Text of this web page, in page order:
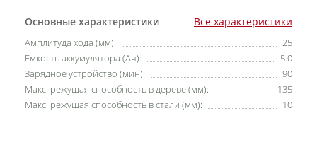
Основные характеристики Все характеристики
Амплитуда хода (мм):
25
Емкость аккумулятора (Ач):
5.0
Зарядное устройство (мин):
90
Макс. режущая способность в дереве (мм):
135
Макс. режущая способность в стали (мм):
10